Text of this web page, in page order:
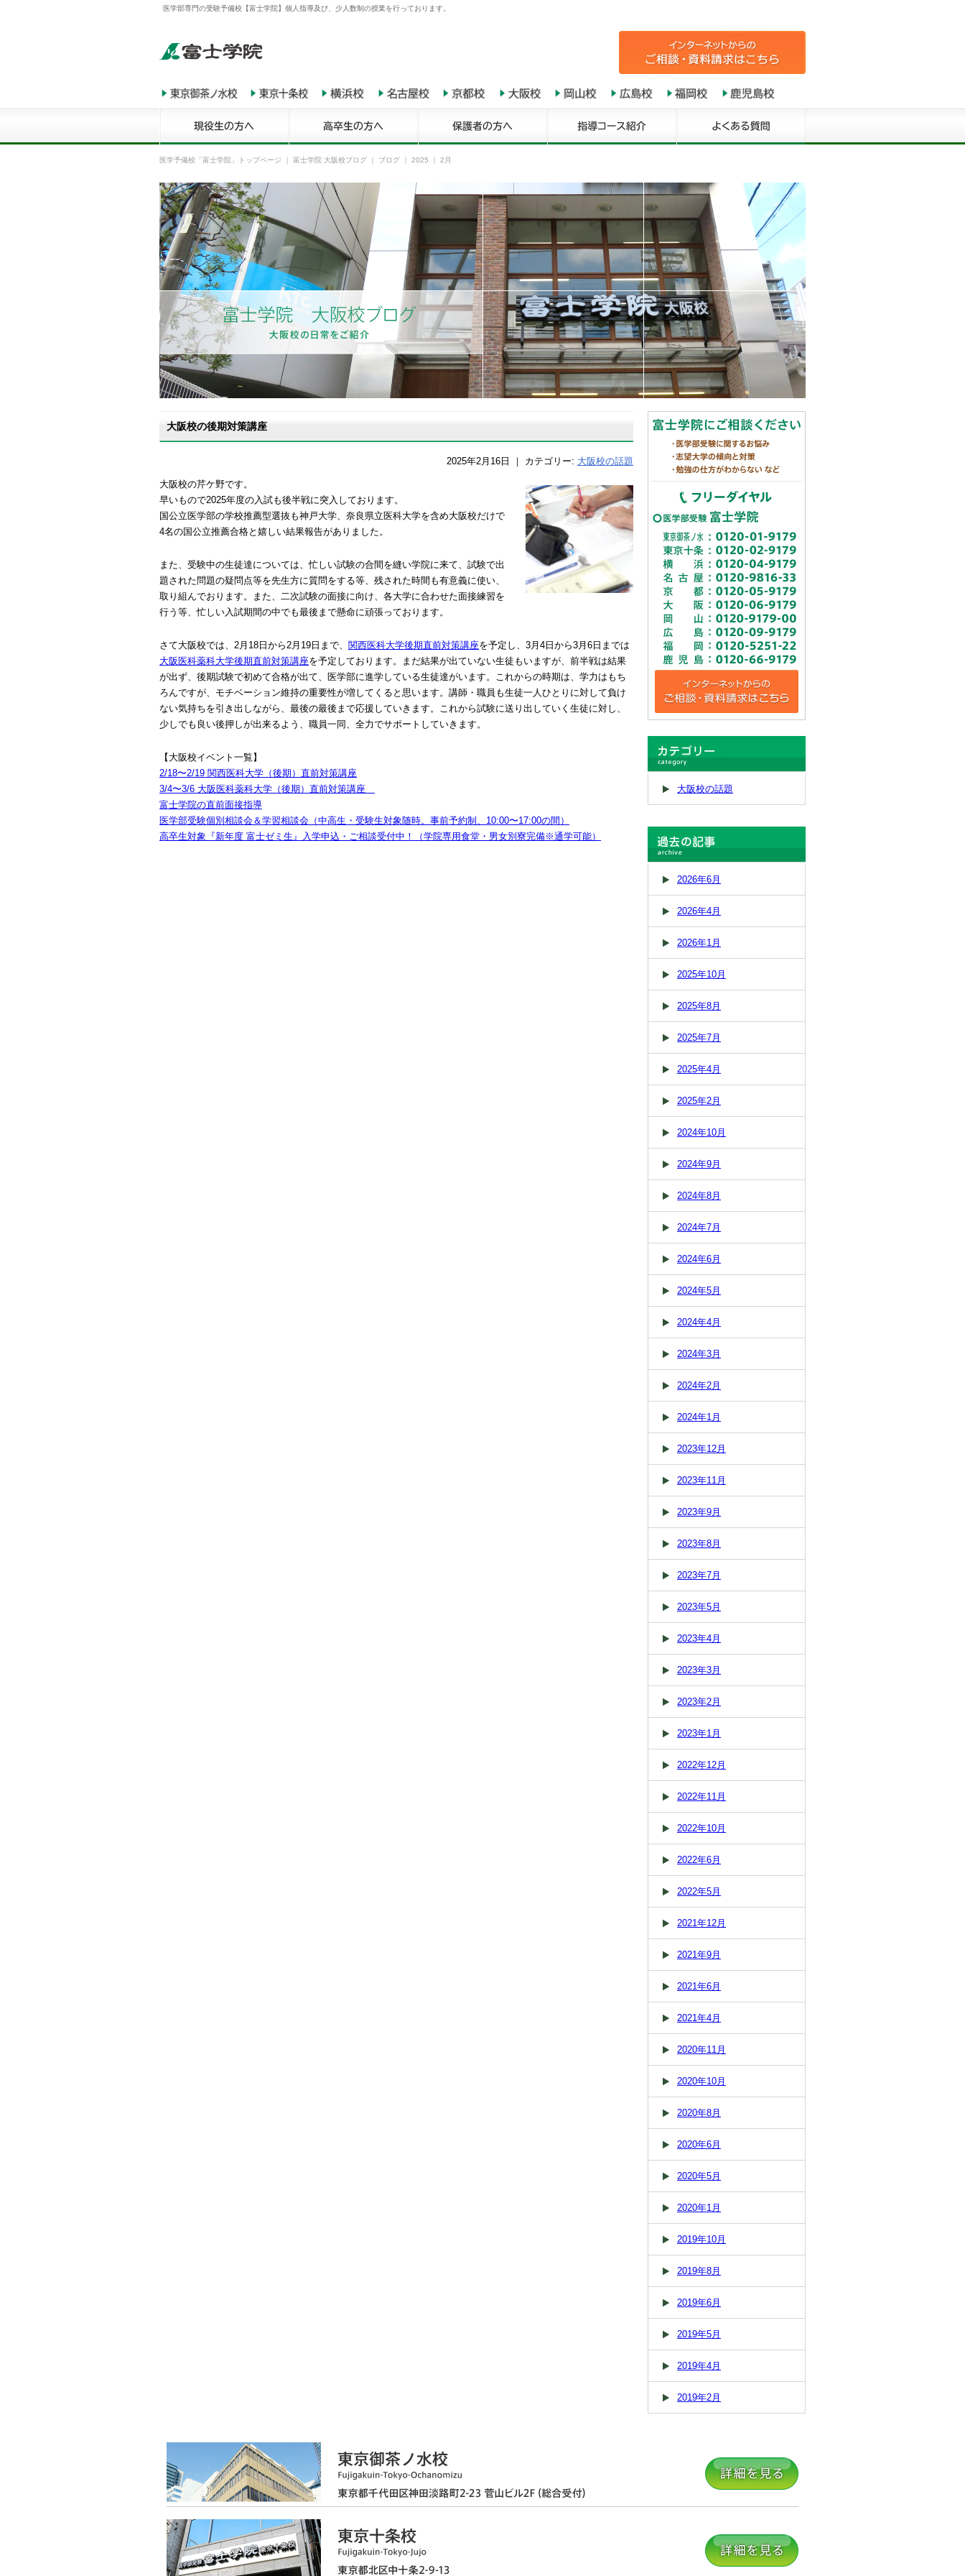
医学部専門の受験予備校【富士学院】個人指導及び、少人数制の授業を行っております。
医学予備校「富士学院」トップページ 富士学院 大阪校ブログ ブログ ｜ 2025 ｜ 2月
大阪校の後期対策講座
2025年2月16日 ｜ カテゴリー: 大阪校の話題
大阪校の芹ケ野です。
早いもので2025年度の入試も後半戦に突入しております。
国公立医学部の学校推薦型選抜も神戸大学、奈良県立医科大学を含め大阪校だけで
4名の国公立推薦合格と嬉しい結果報告がありました。
また、受験中の生徒達については、忙しい試験の合間を縫い学院に来て、試験で出
題された問題の疑問点等を先生方に質問をする等、残された時間も有意義に使い、
取り組んでおります。また、二次試験の面接に向け、各大学に合わせた面接練習を
行う等、忙しい入試期間の中でも最後まで懸命に頑張っております。
さて大阪校では、2月18日から2月19日まで、 関西医科大学後期直前対策講座を予定し、3月4日から3月6日までは
大阪医科薬科大学後期直前対策講座を予定しております。まだ結果が出ていない生徒もいますが、前半戦は結果
が出ず、後期試験で初めて合格が出て、医学部に進学している生徒達がいます。これからの時期は、学力はもち
ろんですが、モチベーション維持の重要性が増してくると思います。講師・職員も生徒一人ひとりに対して負け
ない気持ちを引き出しながら、最後の最後まで応援していきます。これから試験に送り出していく生徒に対し、
少しでも良い後押しが出来るよう、職員一同、全力でサポートしていきます。
【大阪校イベント一覧】
2/18〜2/19 関西医科大学（後期）直前対策講座
3/4〜3/6 大阪医科薬科大学（後期）直前対策講座
富士学院の直前面接指導
医学部受験個別相談会＆学習相談会（中高生・受験生対象随時。事前予約制、10:00〜17:00の間）
高卒生対象『新年度 富士ゼミ生』入学申込・ご相談受付中！（学院専用食堂・男女別寮完備※通学可能）
大阪校の話題
2026年6月
2026年4月
2026年1月
2025年10月
2025年8月
2025年7月
2025年4月
2025年2月
2024年10月
2024年9月
2024年8月
2024年7月
2024年6月
2024年5月
2024年4月
2024年3月
2024年2月
2024年1月
2023年12月
2023年11月
2023年9月
2023年8月
2023年7月
2023年5月
2023年4月
2023年3月
2023年2月
2023年1月
2022年12月
2022年11月
2022年10月
2022年6月
2022年5月
2021年12月
2021年9月
2021年6月
2021年4月
2020年11月
2020年10月
2020年8月
2020年6月
2020年5月
2020年1月
2019年10月
2019年8月
2019年6月
2019年5月
2019年4月
2019年2月